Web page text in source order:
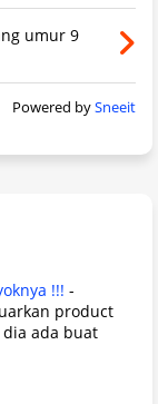
umur 9
Powered bySneeit
!!! -
product
ada buat